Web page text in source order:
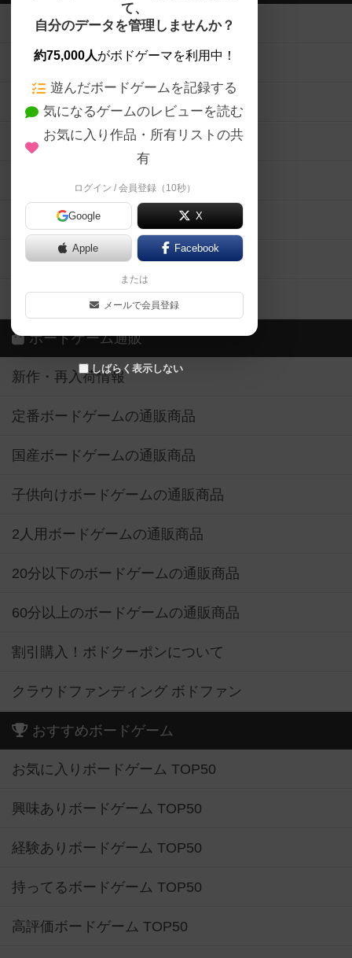
て、
自分のデータを管理しませんか？
約75,000人がボドゲーマを利用中！
遊んだボードゲームを記録する
気になるゲームのレビューを読む
お気に入り作品・所有リストの共
有
ログイン / 会員登録（10秒）
Google X
Apple Facebook
または
メールで会員登録
しばらく表示しない
ボードゲームを検索する
ボードゲームの新着レビュー
ボードゲーム会情報
メカニクス特集
掲示板・トピックス
ボドとも・会員一覧
ボードゲーム業界コラム
ボドゲーマご利用案内
ボードゲーム通販
新作・再入荷情報
定番ボードゲームの通販商品
国産ボードゲームの通販商品
子供向けボードゲームの通販商品
2人用ボードゲームの通販商品
20分以下のボードゲームの通販商品
60分以上のボードゲームの通販商品
割引購入！ボドクーポンについて
クラウドファンディング ボドファン
おすすめボードゲーム
お気に入りボードゲーム TOP50
興味ありボードゲーム TOP50
経験ありボードゲーム TOP50
持ってるボードゲーム TOP50
高評価ボードゲーム TOP50